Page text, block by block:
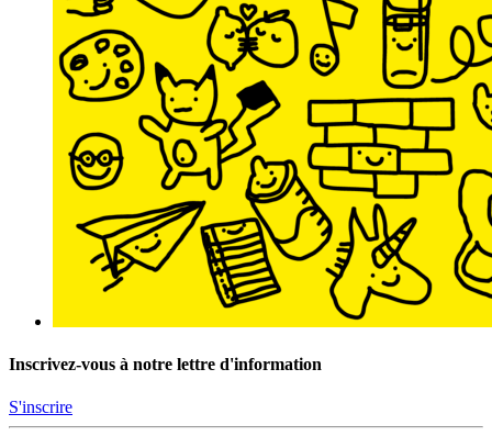
Inscrivez-vous à notre lettre d'information
S'inscrire